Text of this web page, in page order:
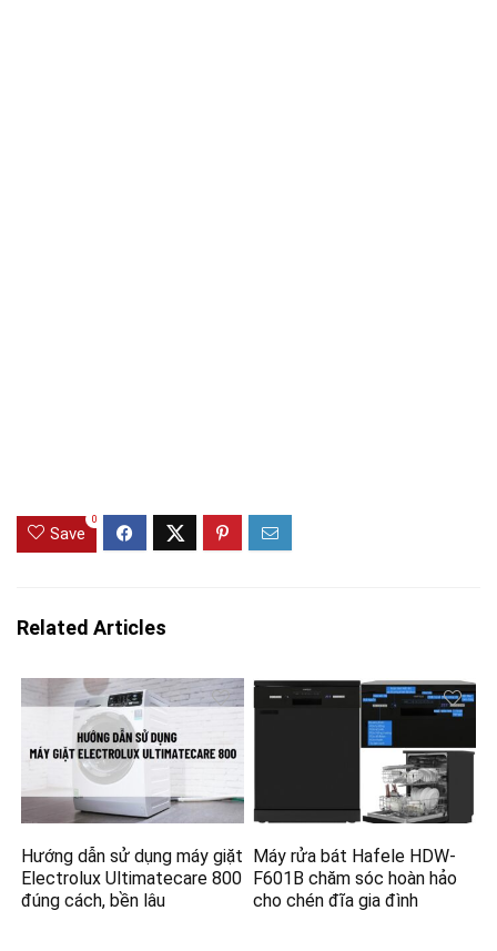
Save
0
Related Articles
Hướng dẫn sử dụng máy giặt
Electrolux Ultimatecare 800
đúng cách, bền lâu
Máy rửa bát Hafele HDW-
F601B chăm sóc hoàn hảo
cho chén đĩa gia đình